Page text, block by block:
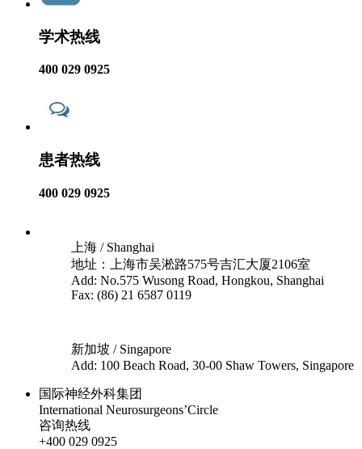
学术热线
400 029 0925
患者热线
400 029 0925
上海 / Shanghai
地址：上海市吴淞路575号吉汇大厦2106室
Add: No.575 Wusong Road, Hongkou, Shanghai
Fax: (86) 21 6587 0119
新加坡 / Singapore
Add: 100 Beach Road, 30-00 Shaw Towers, Singapore
国际神经外科集团
International Neurosurgeons’Circle
咨询热线
+400 029 0925